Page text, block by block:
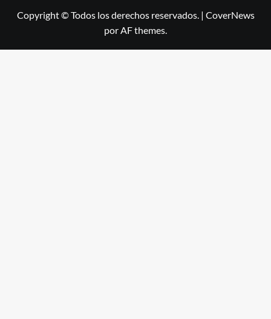
Copyright © Todos los derechos reservados. | CoverNews
por AF themes.